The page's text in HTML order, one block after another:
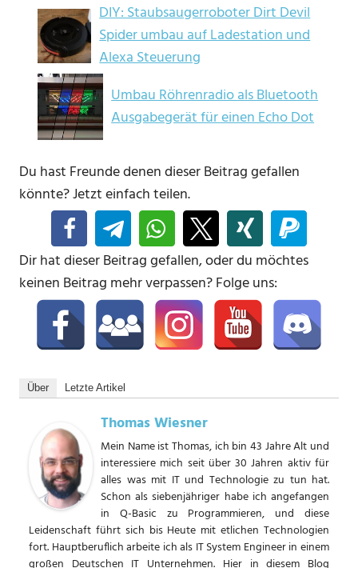
DIY: Staubsaugerroboter Dirt Devil
Spider umbau auf Ladestation und
Alexa Steuerung
Umbau Röhrenradio als Bluetooth
Ausgabegerät für einen Echo Dot
Du hast Freunde denen dieser Beitrag gefallen
könnte? Jetzt einfach teilen.
Dir hat dieser Beitrag gefallen, oder du möchtes
keinen Beitrag mehr verpassen? Folge uns:
Über Letzte Artikel
Thomas Wiesner
Mein Name ist Thomas, ich bin 43 Jahre Alt und
interessiere mich seit über 30 Jahren aktiv für
alles was mit IT und Technologie zu tun hat.
Schon als siebenjähriger habe ich angefangen
in Q-Basic zu Programmieren, und diese
Leidenschaft führt sich bis Heute mit etlichen Technologien
fort. Hauptberuflich arbeite ich als IT System Engineer in einem